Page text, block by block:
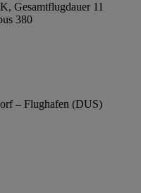
Gesamtflugdauer 11
380
– Flughafen (DUS)